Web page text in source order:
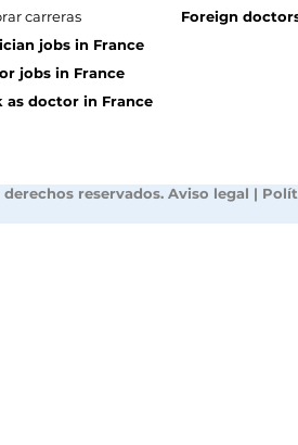
carreras
jobs in France
jobs in France
as doctor in France
Foreign
reservados. Aviso legal |